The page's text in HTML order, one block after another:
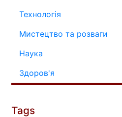
Технологія
Мистецтво та розваги
Наука
Здоров'я
Tags